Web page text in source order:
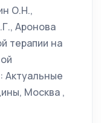
О.Н.,
Аронова
терапии на
Актуальные
Москва ,